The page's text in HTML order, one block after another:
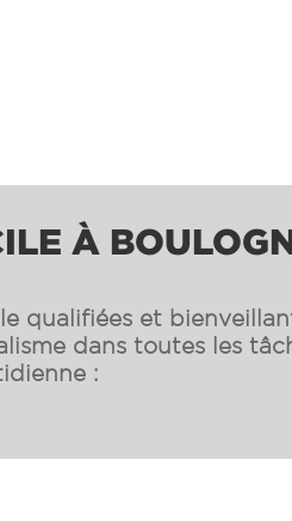
À
qualifiées et
dans toutes les
: